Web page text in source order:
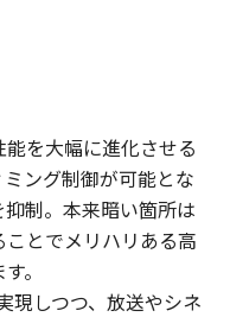
を大幅に進化させる
ング制御が可能とな
制。本来暗い箇所は
とでメリハリある高
。
現しつつ、放送やシネ